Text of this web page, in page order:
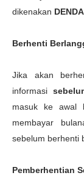
dikenakan
Berhenti
Jika akan
informasi
masuk ke awal
membayar
sebelum berhenti
Pemberhentian